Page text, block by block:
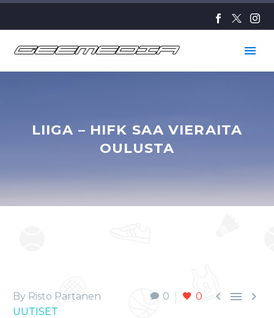
LIIGA – HIFK SAA VIERAITA
OULUSTA
0 0   
By Risto Partanen
UUTISET